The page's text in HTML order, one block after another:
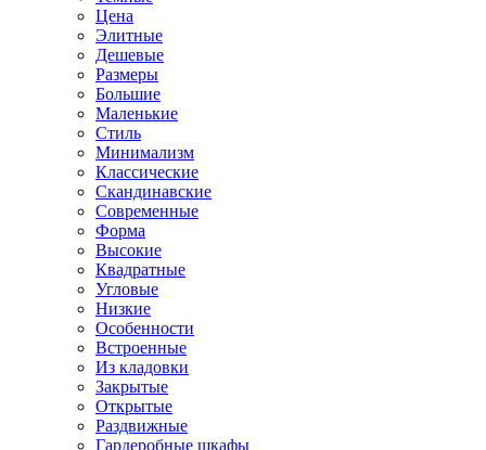
Цена
Элитные
Дешевые
Размеры
Большие
Маленькие
Стиль
Минимализм
Классические
Скандинавские
Современные
Форма
Высокие
Квадратные
Угловые
Низкие
Особенности
Встроенные
Из кладовки
Закрытые
Открытые
Раздвижные
Гардеробные шкафы